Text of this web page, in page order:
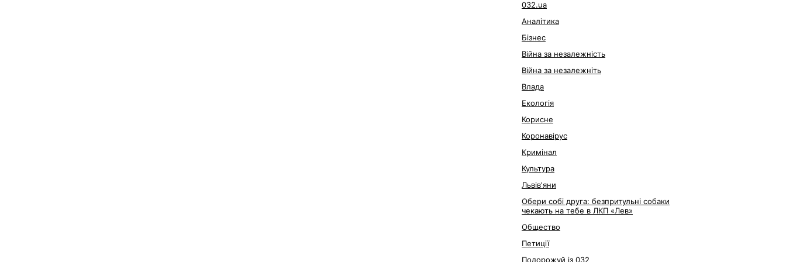
032.ua
Аналітика
Бізнес
Війна за незалежність
Війна за незалежніть
Влада
Екологія
Корисне
Коронавірус
Кримінал
Культура
Львівʼяни
Обери собі друга: безпритульні собаки
чекають на тебе в ЛКП «Лев»
Общество
Петиції
Подорожуй із 032